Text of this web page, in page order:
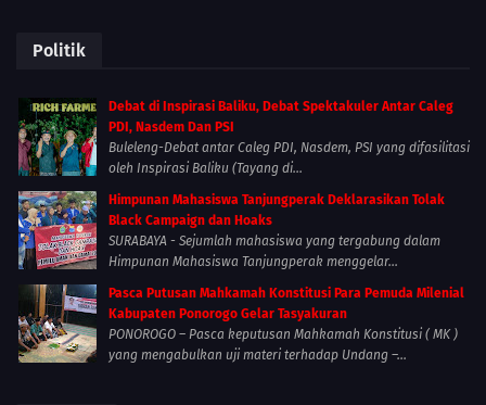
Politik
Debat di Inspirasi Baliku, Debat Spektakuler Antar Caleg
PDI, Nasdem Dan PSI
Buleleng-Debat antar Caleg PDI, Nasdem, PSI yang difasilitasi
oleh Inspirasi Baliku (Tayang di...
Himpunan Mahasiswa Tanjungperak Deklarasikan Tolak
Black Campaign dan Hoaks
SURABAYA - Sejumlah mahasiswa yang tergabung dalam
Himpunan Mahasiswa Tanjungperak menggelar...
Pasca Putusan Mahkamah Konstitusi Para Pemuda Milenial
Kabupaten Ponorogo Gelar Tasyakuran
PONOROGO – Pasca keputusan Mahkamah Konstitusi ( MK )
yang mengabulkan uji materi terhadap Undang –...